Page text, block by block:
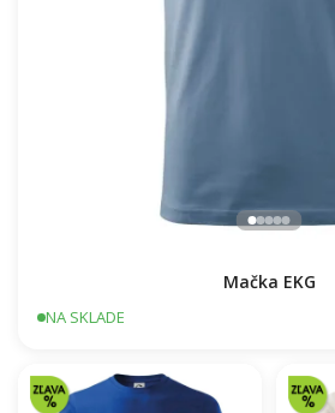
Mačka EKG
NA SKLADE